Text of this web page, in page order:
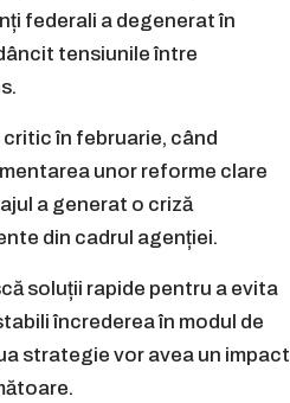
federali a degenerat în
tensiunile între
în februarie, când
unor reforme clare
a generat o criză
din cadrul agenției.
soluții rapide pentru a evita
încrederea în modul de
strategie vor avea un impact